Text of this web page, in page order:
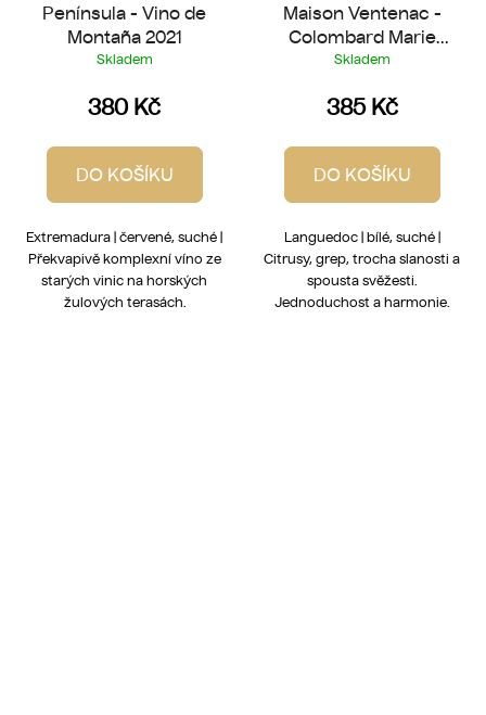
Península - Vino de
Montaña 2021
Skladem
380 Kč
DO KOŠÍKU
Extremadura | červené, suché |
Překvapivě komplexní víno ze
starých vinic na horských
žulových terasách.
Maison Ventenac -
Colombard Marie
2025
Skladem
385 Kč
DO KOŠÍKU
Languedoc | bílé, suché |
Citrusy, grep, trocha slanosti a
spousta svěžesti.
Jednoduchost a harmonie.